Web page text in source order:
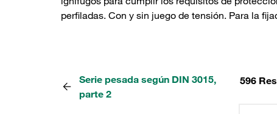
perfiladas. Con y sin juego de tensión. Para la
Serie pesada según DIN 3015,
parte 2
596